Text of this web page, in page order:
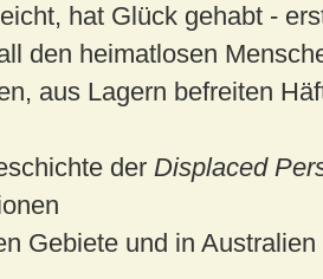
hat Glück gehabt -
den heimatlosen
aus Lagern befreiten
der Displaced
Gebiete und in